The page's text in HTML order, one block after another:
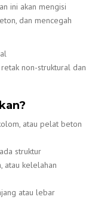
ini akan mengisi
dan mencegah
non-struktural dan
atau pelat beton
struktur
atau kelelahan
atau lebar